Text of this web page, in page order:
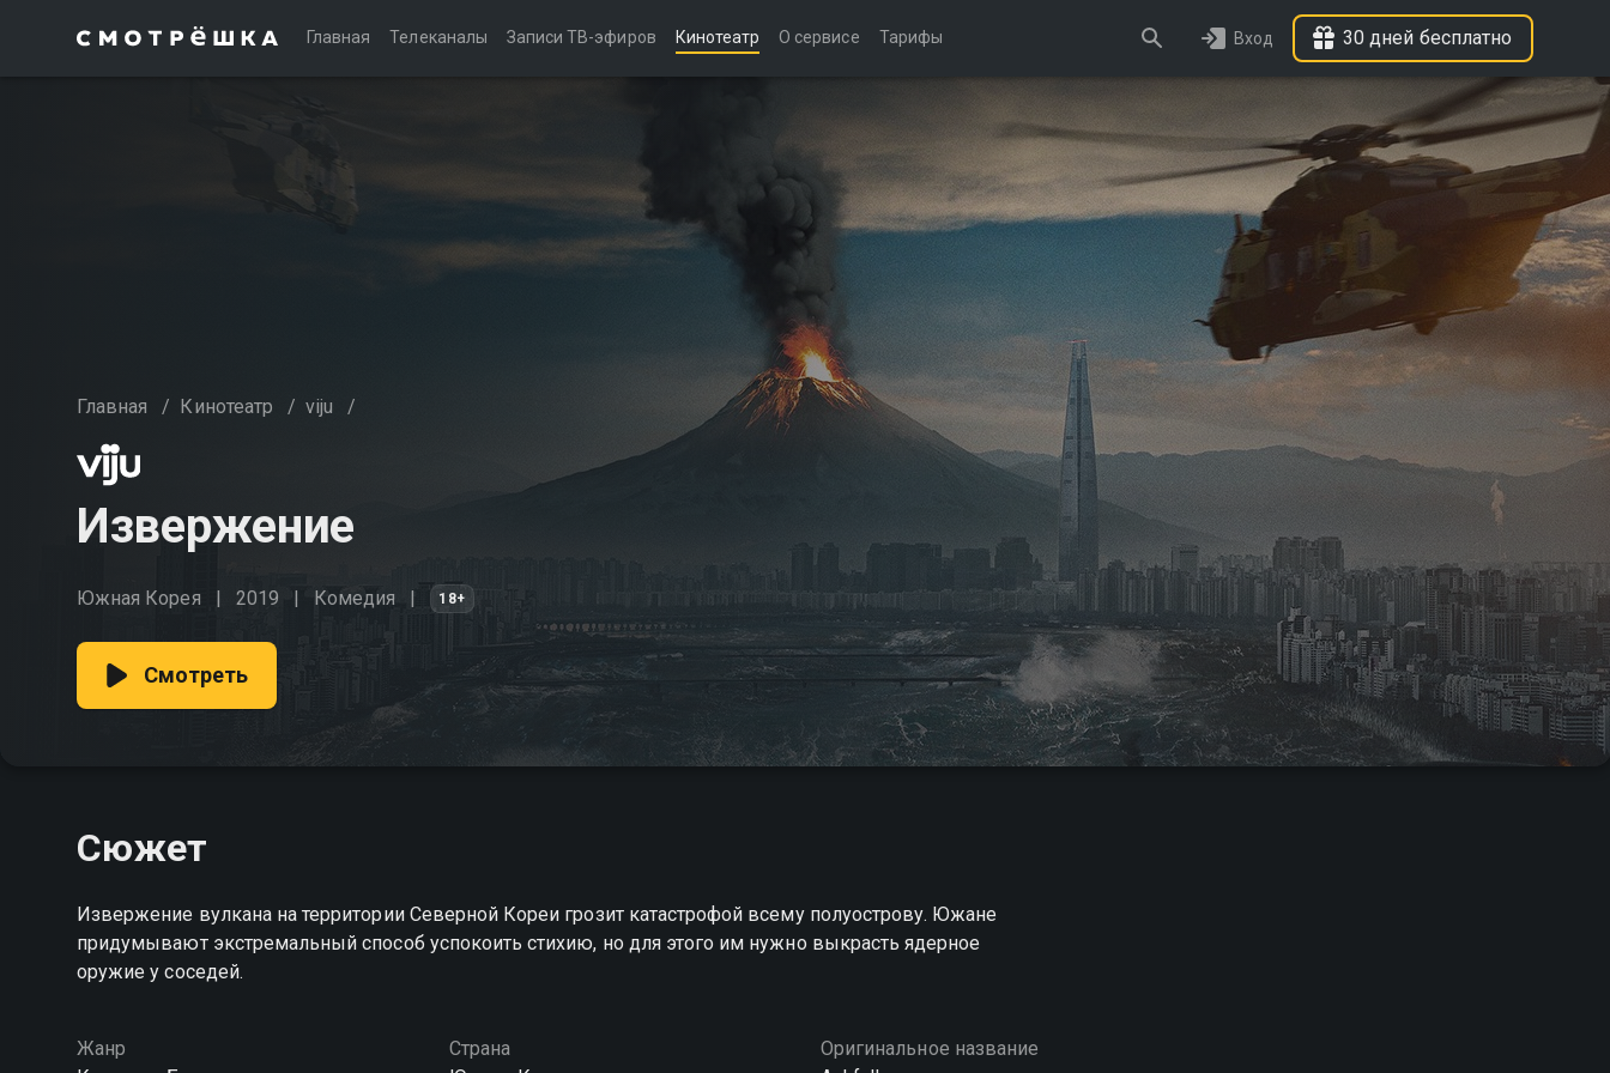
Главная Телеканалы Записи ТВ-эфиров Кинотеатр О сервисе Тарифы Вход 30 дней бесплатно
Главная / Кинотеатр / viju /
Извержение
Южная Корея 2019 Комедия 18+
Смотреть
Сюжет
Извержение вулкана на территории Северной Кореи грозит катастрофой всему полуострову. Южане
придумывают экстремальный способ успокоить стихию, но для этого им нужно выкрасть ядерное
оружие у соседей.
Жанр
Страна
Оригинальное название